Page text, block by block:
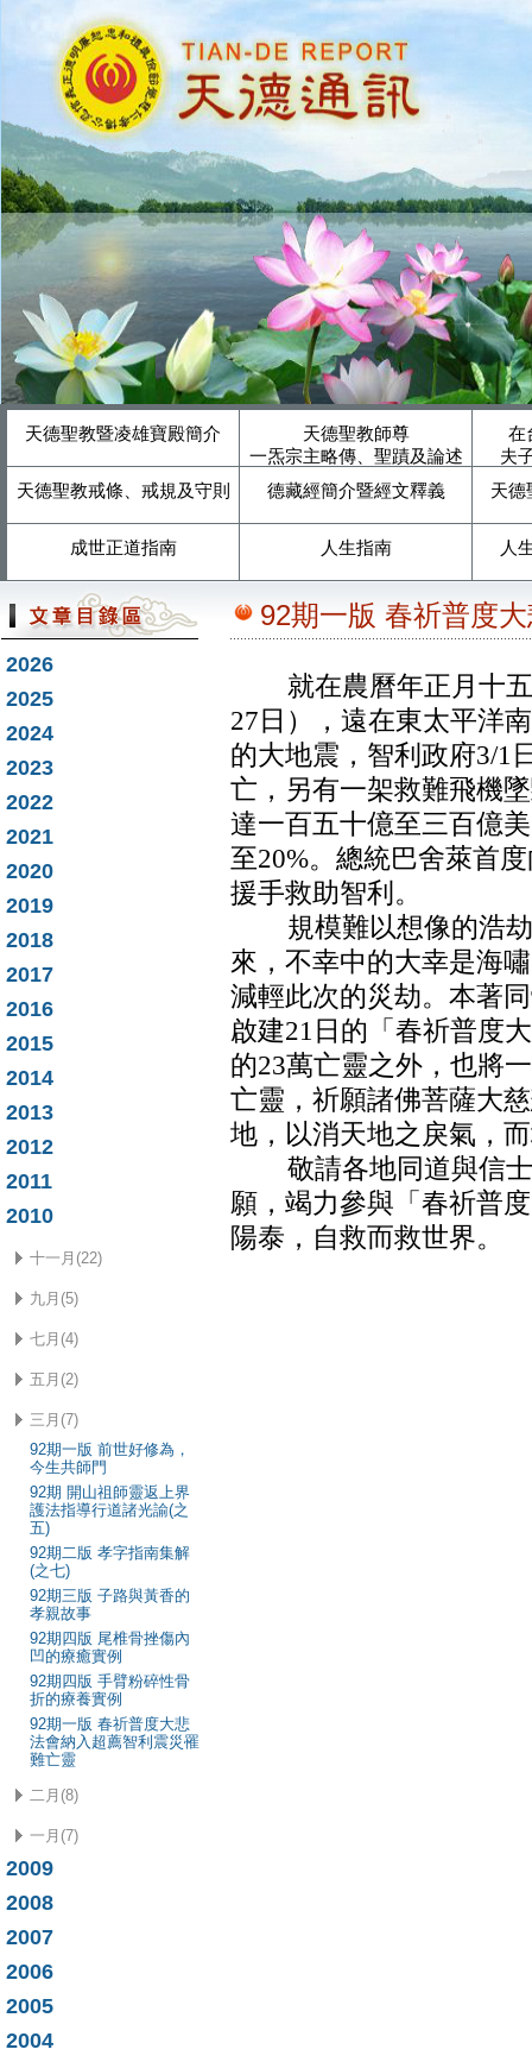
天德聖教暨凌雄寶殿簡介
天德聖教師尊
一炁宗主略傳、聖蹟及論述
在
夫
天德聖教戒條、戒規及守則
德藏經簡介暨經文釋義 天德
成世正道指南 人生指南 人
2026
2025
2024
2023
2022
2021
2020
2019
2018
2017
2016
2015
2014
2013
2012
2011
2010
十一月(22)
九月(5)
七月(4)
五月(2)
三月(7)
92期一版 前世好修為，
今生共師門
92期 開山祖師靈返上界
護法指導行道諸光諭(之
五)
92期二版 孝字指南集解
(之七)
92期三版 子路與黃香的
孝親故事
92期四版 尾椎骨挫傷內
凹的療癒實例
92期四版 手臂粉碎性骨
折的療養實例
92期一版 春祈普度大悲
法會納入超薦智利震災罹
難亡靈
二月(8)
一月(7)
2009
2008
2007
2006
2005
2004
92期一版 春祈普度
就在農曆年正月十五
27日），遠在東太平洋
的大地震，智利政府3/1
亡，另有一架救難飛機
達一百五十億至三百億
至20%。總統巴舍萊首
援手救助智利。
規模難以想像的浩劫
來，不幸中的大幸是海
減輕此次的災劫。本著
啟建21日的「春祈普度
的23萬亡靈之外，也將
亡靈，祈願諸佛菩薩大
地，以消天地之戾氣，
敬請各地同道與信士
願，竭力參與「春祈普
陽泰，自救而救世界。